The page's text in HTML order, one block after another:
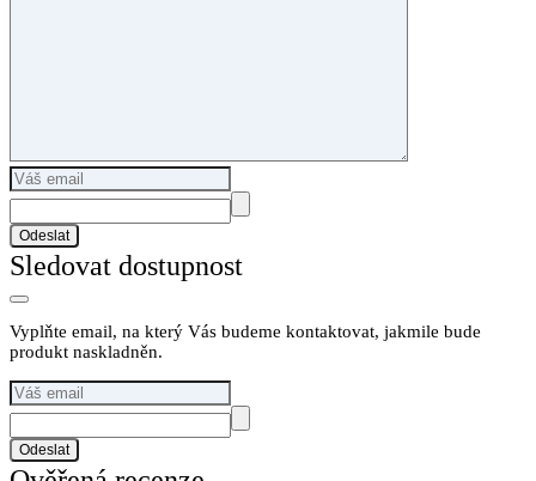
Odeslat
Sledovat dostupnost
Vyplňte email, na který Vás budeme kontaktovat, jakmile bude
produkt naskladněn.
Odeslat